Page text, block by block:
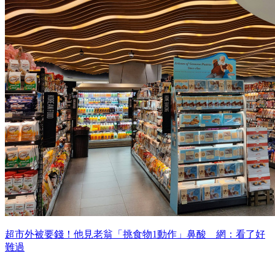
超市外被要錢！他見老翁「挑食物1動作」鼻酸 網：看了好
難過